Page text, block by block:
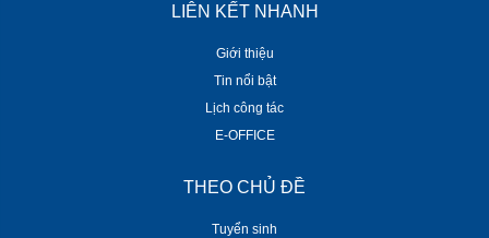
LIÊN KẾT NHANH
Giới thiệu
Tin nổi bật
Lịch công tác
E-OFFICE
THEO CHỦ ĐỀ
Tuyển sinh